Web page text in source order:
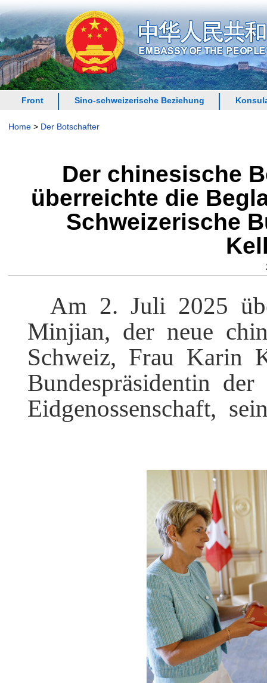
Front Sino-schweizerische Beziehung
Home > Der Botschafter
Der chinesische
überreichte die
Schweizerische
Am 2. Juli 2025
Minjian, der neue
Schweiz, Frau Karin
Bundespräsidentin
Eidgenossenschaft,